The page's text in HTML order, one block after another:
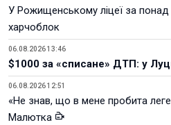
У Рожищенському ліцеї за
харчоблок
06.08.2026 13:46
$1000 за «списане» ДТП: у
06.08.2026 12:51
«Не знав, що в мене пробита
Малютка